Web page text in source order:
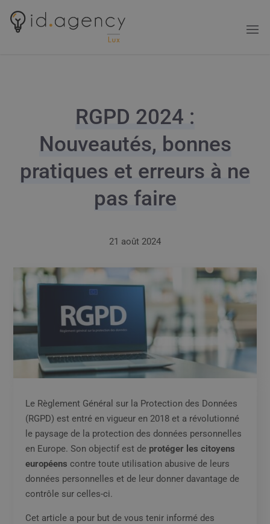
RGPD 2024 :
Nouveautés, bonnes
pratiques et erreurs à ne
pas faire
21 août 2024
Le Règlement Général sur la Protection des Données
(RGPD) est entré en vigueur en 2018 et a révolutionné
le paysage de la protection des données personnelles
en Europe. Son objectif est de protéger les citoyens
européens contre toute utilisation abusive de leurs
données personnelles et de leur donner davantage de
contrôle sur celles-ci.
Cet article a pour but de vous tenir informé des